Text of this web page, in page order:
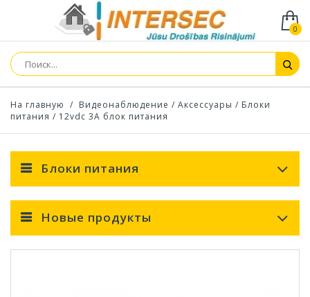
0
На главную / Видеонаблюдение / Аксессуары / Блоки
питания / 12vdc 3A блок питания
Блоки питания
Новые продукты